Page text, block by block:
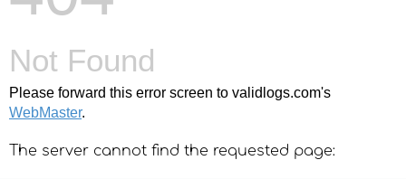
Not Found
Please forward this error screen to validlogs.com's
WebMaster.
The server cannot find the requested page: